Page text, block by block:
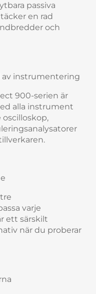
passiva
en rad
och
instrumentering
900-serien är
alla instrument
varje
ett särskilt
när du proberar